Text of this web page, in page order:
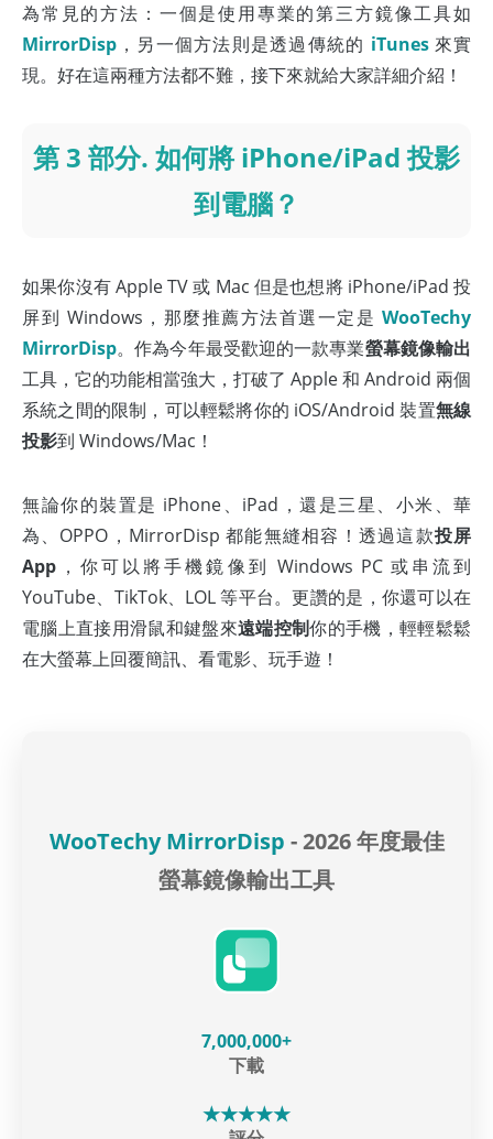
為常見的方法：一個是使用專業的第三方鏡像工具如
MirrorDisp ，另一個方法則是透過傳統的 iTunes來實
現。好在這兩種方法都不難，接下來就給大家詳細介紹！
第 3 部分. 如何將 iPhone/iPad 投影
到電腦？
如果你沒有 Apple TV 或 Mac 但是也想將 iPhone/iPad 投
屏到 Windows，那麼推薦方法首選一定是 WooTechy
MirrorDisp。作為今年最受歡迎的一款專業螢幕鏡像輸出
工具，它的功能相當強大，打破了 Apple 和 Android 兩個
系統之間的限制，可以輕鬆將你的 iOS/Android 裝置無線
投影到 Windows/Mac！
無論你的裝置是 iPhone、iPad，還是三星、小米、華
為、OPPO，MirrorDisp 都能無縫相容！透過這款投屏
App ，你可以將手機鏡像到 Windows PC 或串流到
YouTube、TikTok、LOL 等平台。更讚的是，你還可以在
電腦上直接用滑鼠和鍵盤來遠端控制你的手機，輕輕鬆鬆
在大螢幕上回覆簡訊、看電影、玩手遊！
WooTechy MirrorDisp - 2026 年度最佳
螢幕鏡像輸出工具
7,000,000+
下載
★★★★★